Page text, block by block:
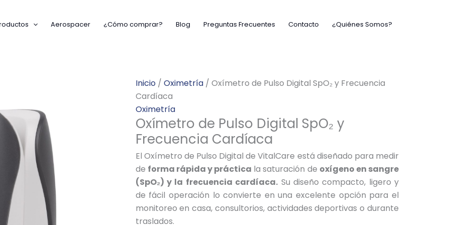
Aerospacer ¿Cómo comprar? Blog Preguntas Frecuentes Contacto ¿Quiénes Somos?
Inicio/ Oximetría/ Oxímetro de Pulso Digital SpO₂ y Frecuencia
Cardíaca
Oximetría
Oxímetro de Pulso Digital SpO₂ y
Frecuencia Cardíaca
El Oxímetro de Pulso Digital de VitalCare está diseñado para medir
de forma rápida y práctica la saturación de oxígeno en sangre
(SpO₂) y la frecuencia cardíaca. Su diseño compacto, ligero y
de fácil operación lo convierte en una excelente opción para el
monitoreo en casa, consultorios, actividades deportivas o durante
traslados.